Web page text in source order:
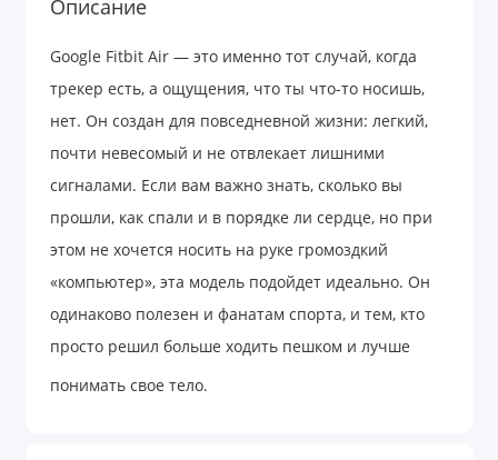
Описание
Google Fitbit Air — это именно тот случай, когда
трекер есть, а ощущения, что ты что-то носишь,
нет. Он создан для повседневной жизни: легкий,
почти невесомый и не отвлекает лишними
сигналами. Если вам важно знать, сколько вы
прошли, как спали и в порядке ли сердце, но при
этом не хочется носить на руке громоздкий
«компьютер», эта модель подойдет идеально. Он
одинаково полезен и фанатам спорта, и тем, кто
просто решил больше ходить пешком и лучше
понимать свое тело.